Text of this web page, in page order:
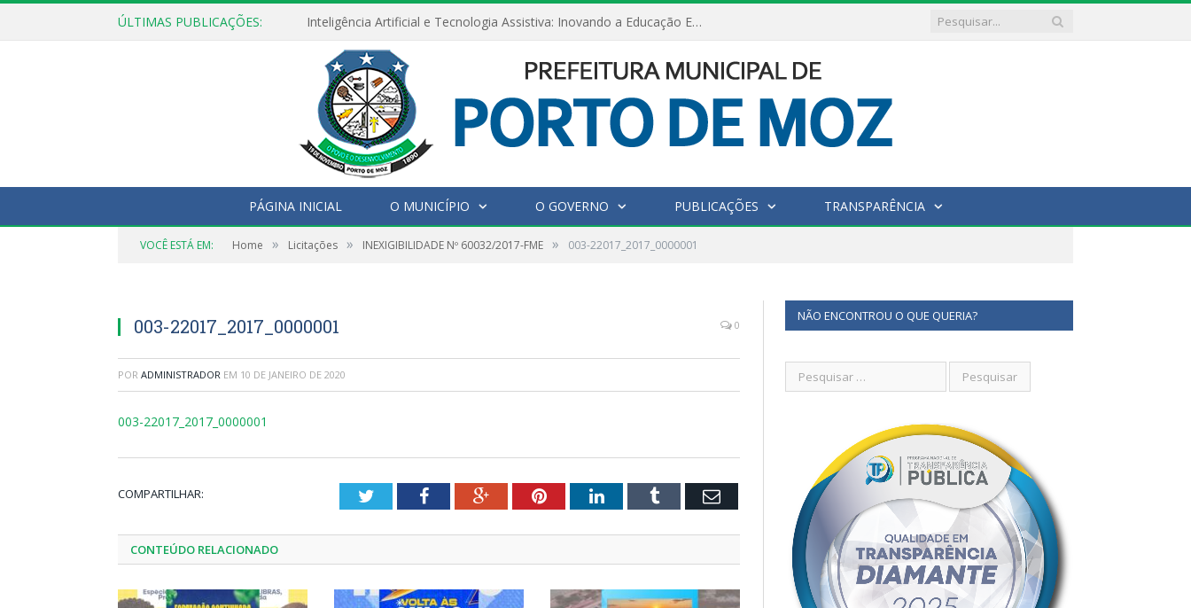
ÚLTIMAS PUBLICAÇÕES: Inteligência Artificial e Tecnologia Assistiva: Inovando a Educação Especial e Inclusiva
PÁGINA INICIAL O MUNICÍPIO O GOVERNO PUBLICAÇÕES TRANSPARÊNCIA
VOCÊ ESTÁ EM: Home » Licitações » INEXIGIBILIDADE Nº 60032/2017-FME » 003-22017_2017_0000001
003-22017_2017_0000001 0
POR ADMINISTRADOR EM 10 DE JANEIRO DE 2020
003-22017_2017_0000001
COMPARTILHAR: TwitterFacebookGoogle+PinterestLinkedInTumblr Email
CONTEÚDO RELACIONADO
NÃO ENCONTROU O QUE QUERIA?